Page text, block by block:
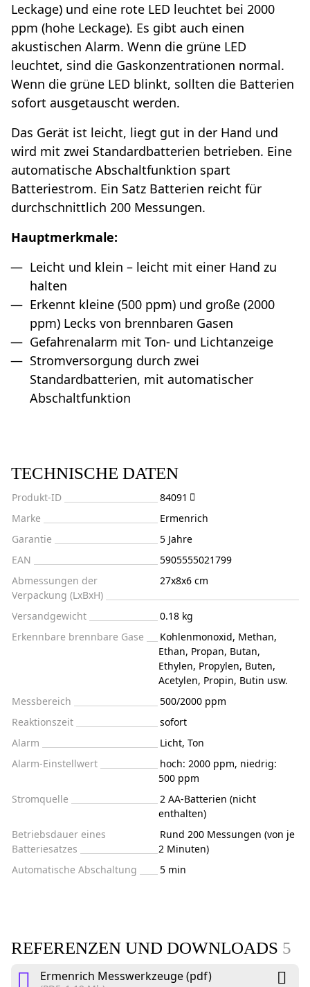
Leckage) und eine rote LED leuchtet bei 2000
ppm (hohe Leckage). Es gibt auch einen
akustischen Alarm. Wenn die grüne LED
leuchtet, sind die Gaskonzentrationen normal.
Wenn die grüne LED blinkt, sollten die Batterien
sofort ausgetauscht werden.
Das Gerät ist leicht, liegt gut in der Hand und
wird mit zwei Standardbatterien betrieben. Eine
automatische Abschaltfunktion spart
Batteriestrom. Ein Satz Batterien reicht für
durchschnittlich 200 Messungen.
Hauptmerkmale:
Leicht und klein – leicht mit einer Hand zu
halten
Erkennt kleine (500 ppm) und große (2000
ppm) Lecks von brennbaren Gasen
Gefahrenalarm mit Ton- und Lichtanzeige
Stromversorgung durch zwei
Standardbatterien, mit automatischer
Abschaltfunktion
TECHNISCHE DATEN
Produkt-ID
84091
Marke
Ermenrich
Garantie
5 Jahre
EAN
5905555021799
Abmessungen der
Verpackung (LxBxH)
27x8x6 cm
Versandgewicht
0.18 kg
Erkennbare brennbare Gase
Kohlenmonoxid, Methan,
Ethan, Propan, Butan,
Ethylen, Propylen, Buten,
Acetylen, Propin, Butin usw.
Messbereich
500/2000 ppm
Reaktionszeit
sofort
Alarm
Licht, Ton
Alarm-Einstellwert
hoch: 2000 ppm, niedrig:
500 ppm
Stromquelle
2 AA-Batterien (nicht
enthalten)
Betriebsdauer eines
Batteriesatzes
Rund 200 Messungen (von je
2 Minuten)
Automatische Abschaltung
5 min
REFERENZEN UND DOWNLOADS 5
Ermenrich Messwerkzeuge (pdf)